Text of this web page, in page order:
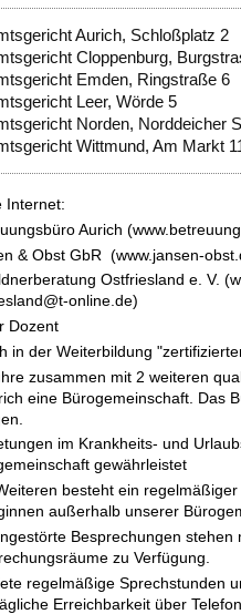
Aurich, Schloßplatz 2
Cloppenburg,
Emden, Ringstraße 6
Leer, Wörde 5
Norden, Norddeicher
Wittmund, Am Markt
Internet:
Aurich
& Obst GbR (www.jansen-
Ostfriesland e. V.
online.de)
Dozent
in der Weiterbildung
zusammen mit 2 weiteren
eine Bürogemeinschaft. Das
im Krankheits- und
gewährleistet
besteht ein
außerhalb unserer
Besprechungen stehen
zu Verfügung.
regelmäßige Sprechstunden
Erreichbarkeit über